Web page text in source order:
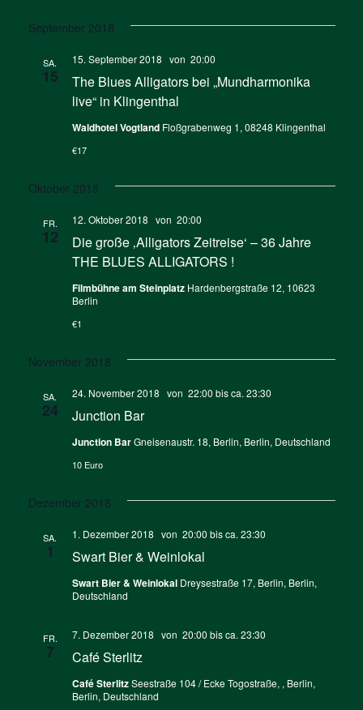
September 2018
SA.
15
The Blues Alligators bei „Mundharmonika
live“ in Klingenthal
15. September 2018 von 20:00
Waldhotel Vogtland Floßgrabenweg 1, 08248 Klingenthal
€17
Oktober 2018
FR.
12
Die große ‚Alligators Zeitreise‘ – 36 Jahre
THE BLUES ALLIGATORS !
12. Oktober 2018 von 20:00
Filmbühne am Steinplatz Hardenbergstraße 12, 10623
Berlin
€1
November 2018
SA.
24 Junction Bar
24. November 2018 von 22:00 bis ca. 23:30
Junction BarGneisenaustr. 18, Berlin, Berlin, Deutschland
10 Euro
Dezember 2018
SA.
1 Swart Bier & Weinlokal
1. Dezember 2018 von 20:00 bis ca. 23:30
Swart Bier & Weinlokal Dreysestraße 17, Berlin, Berlin,
Deutschland
FR.
7 Café Sterlitz
7. Dezember 2018 von 20:00 bis ca. 23:30
Café SterlitzSeestraße 104 / Ecke Togostraße, , Berlin,
Berlin, Deutschland